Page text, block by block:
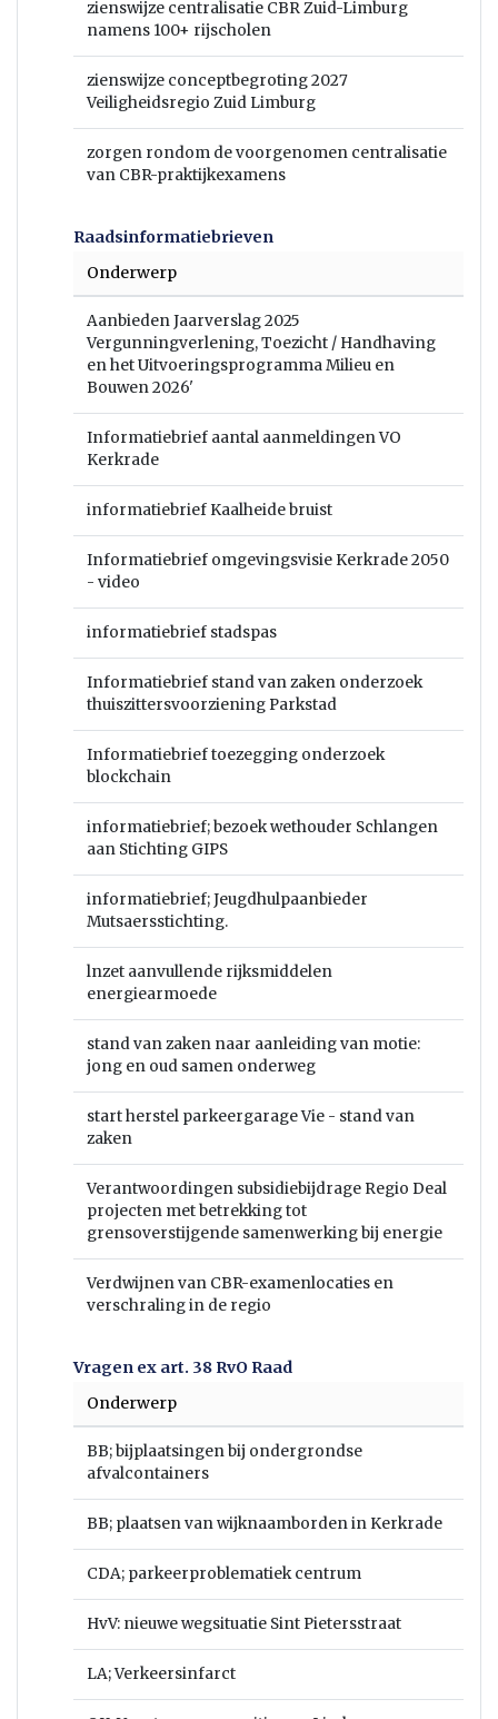
zienswijze centralisatie CBR Zuid-Limburg
namens 100+ rijscholen
zienswijze conceptbegroting 2027
Veiligheidsregio Zuid Limburg
zorgen rondom de voorgenomen centralisatie
van CBR-praktijkexamens
Raadsinformatiebrieven
Onderwerp
Aanbieden Jaarverslag 2025
Vergunningverlening, Toezicht / Handhaving
en het Uitvoeringsprogramma Milieu en
Bouwen 2026'
Informatiebrief aantal aanmeldingen VO
Kerkrade
informatiebrief Kaalheide bruist
Informatiebrief omgevingsvisie Kerkrade 2050
- video
informatiebrief stadspas
Informatiebrief stand van zaken onderzoek
thuiszittersvoorziening Parkstad
Informatiebrief toezegging onderzoek
blockchain
informatiebrief; bezoek wethouder Schlangen
aan Stichting GIPS
informatiebrief; Jeugdhulpaanbieder
Mutsaersstichting.
lnzet aanvullende rijksmiddelen
energiearmoede
stand van zaken naar aanleiding van motie:
jong en oud samen onderweg
start herstel parkeergarage Vie - stand van
zaken
Verantwoordingen subsidiebijdrage Regio Deal
projecten met betrekking tot
grensoverstijgende samenwerking bij energie
Verdwijnen van CBR-examenlocaties en
verschraling in de regio
Vragen ex art. 38 RvO Raad
Onderwerp
BB; bijplaatsingen bij ondergrondse
afvalcontainers
BB; plaatsen van wijknaamborden in Kerkrade
CDA; parkeerproblematiek centrum
HvV: nieuwe wegsituatie Sint Pietersstraat
LA; Verkeersinfarct